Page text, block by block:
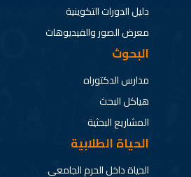
دليل الدورات التكوينية
معرض الصور والفيديوهات
البحوث
مدارس الدكتوراه
هياكل البحث
المشاريع البحثية
الحياة الطلابية
الحياة داخل الحرم الجامعي